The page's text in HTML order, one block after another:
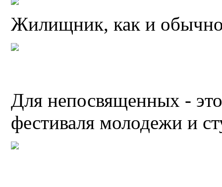
Жилищник, как и
Для непосвященных -
фестиваля молодежи и